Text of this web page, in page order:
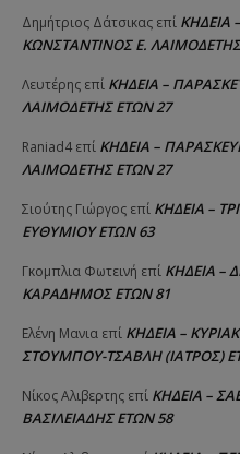
Δημήτριος Δάτσικας επί ΚΗΔΕΙΑ
ΚΩΝΣΤΑΝΤΙΝΟΣ Ε.
Λευτέρης επί ΚΗΔΕΙΑ –
ΛΑΙΜΟΔΕΤΗΣ ΕΤΩΝ 27
Raniad4 επί ΚΗΔΕΙΑ –
ΛΑΙΜΟΔΕΤΗΣ ΕΤΩΝ 27
Σιούτης Γιώργος επί ΚΗΔΕΙΑ –
ΕΥΘΥΜΙΟΥ ΕΤΩΝ 63
Γκομπλια Φωτεινή επί ΚΗΔΕΙΑ –
ΚΑΡΑΔΗΜΟΣ ΕΤΩΝ 81
Ελένη Μανια επί ΚΗΔΕΙΑ –
ΣΤΟΥΜΠΟΥ-ΤΣΑΒΛΗ (ΙΑΤΡΟΣ)
Νίκος Αλιβερτης επί ΚΗΔΕΙΑ –
ΒΑΣΙΛΕΙΑΔΗΣ ΕΤΩΝ 58